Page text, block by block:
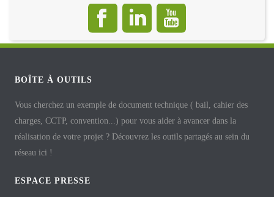
BOÎTE À OUTILS
Vous cherchez un exemple de document technique ( bail, cahier des
charges, CCTP, convention...) pour vous aider à avancer dans la
réalisation de votre projet ? Découvrez les outils partagés au sein du
réseau ici !
ESPACE PRESSE